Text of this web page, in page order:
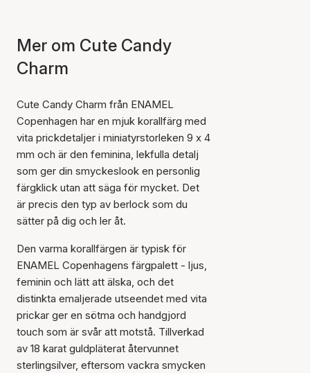
Mer om Cute Candy
Charm
Cute Candy Charm från ENAMEL
Copenhagen har en mjuk korallfärg med
vita prickdetaljer i miniatyrstorleken 9 x 4
mm och är den feminina, lekfulla detalj
som ger din smyckeslook en personlig
färgklick utan att säga för mycket. Det
är precis den typ av berlock som du
sätter på dig och ler åt.
Den varma korallfärgen är typisk för
ENAMEL Copenhagens färgpalett - ljus,
feminin och lätt att älska, och det
distinkta emaljerade utseendet med vita
prickar ger en sötma och handgjord
touch som är svår att motstå. Tillverkad
av 18 karat guldpläterat återvunnet
sterlingsilver, eftersom vackra smycken